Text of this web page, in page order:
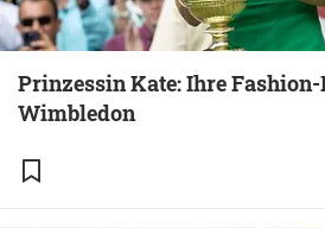
Prinzessin Kate: Ihre
Wimbledon